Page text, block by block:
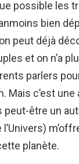
possible les
bien
peut déjà
et on n’a
parlers
Mais c’est
être un
l’Univers)
planète.